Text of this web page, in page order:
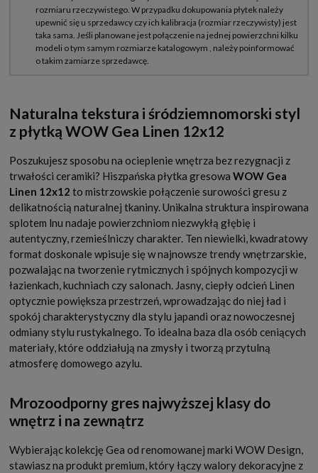
Naturalna tekstura i śródziemnomorski styl
z płytką WOW Gea Linen 12x12
Poszukujesz sposobu na ocieplenie wnętrza bez rezygnacji z
trwałości ceramiki? Hiszpańska płytka gresowa WOW Gea
Linen 12x12 to mistrzowskie połączenie surowości gresu z
delikatnością naturalnej tkaniny. Unikalna struktura inspirowana
splotem lnu nadaje powierzchniom niezwykłą głębię i
autentyczny, rzemieślniczy charakter. Ten niewielki, kwadratowy
format doskonale wpisuje się w najnowsze trendy wnętrzarskie,
pozwalając na tworzenie rytmicznych i spójnych kompozycji w
łazienkach, kuchniach czy salonach. Jasny, ciepły odcień Linen
optycznie powiększa przestrzeń, wprowadzając do niej ład i
spokój charakterystyczny dla stylu japandi oraz nowoczesnej
odmiany stylu rustykalnego. To idealna baza dla osób ceniących
materiały, które oddziałują na zmysły i tworzą przytulną
atmosferę domowego azylu.
Mrozoodporny gres najwyższej klasy do
wnętrz i na zewnątrz
Wybierając kolekcję Gea od renomowanej marki WOW Design,
stawiasz na produkt premium, który łączy walory dekoracyjne z